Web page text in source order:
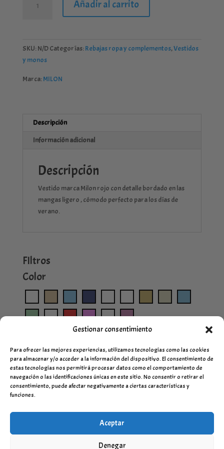
Gestionar consentimiento
Para ofrecer las mejores experiencias, utilizamos tecnologías como las cookies
para almacenar y/o acceder a la información del dispositivo. El consentimiento de
estas tecnologías nos permitirá procesar datos como el comportamiento de
navegación o las identificaciones únicas en este sitio. No consentir o retirar el
consentimiento, puede afectar negativamente a ciertas características y
funciones.
Aceptar
Denegar
Añadir al carrito
SKU: N/DCategorías: Rebajas ropa y complementos,Vestidos
y monos
Marca: MILON
Descripción
Información adicional
Descripción
Vestido marca Milon rojo con detalle bordado en las
mangas ligero , cómodo perfecto para los días de
verano.
FIltros
Color